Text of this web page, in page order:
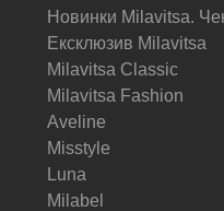
Новинки Milavitsa.
Ексклюзив Milavitsa
Milavitsa Classic
Milavitsa Fashion
Aveline
Misstyle
Luna
Milabel